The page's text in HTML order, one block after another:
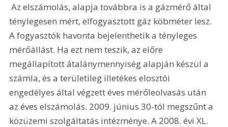
Az elszámolás, alapja továbbra is a gázmérő által
ténylegesen mért, elfogyasztott gáz köbméter lesz.
A fogyasztók havonta bejelenthetik a tényleges
mérőállást. Ha ezt nem teszik, az előre
megállapított átalánymennyiség alapján készül a
számla, és a területileg illetékes elosztói
engedélyes által végzett éves mérőleolvasás után
az éves elszámolás. 2009. június 30-tól megszűnt a
közüzemi szolgáltatás intézménye. A 2008. évi XL.